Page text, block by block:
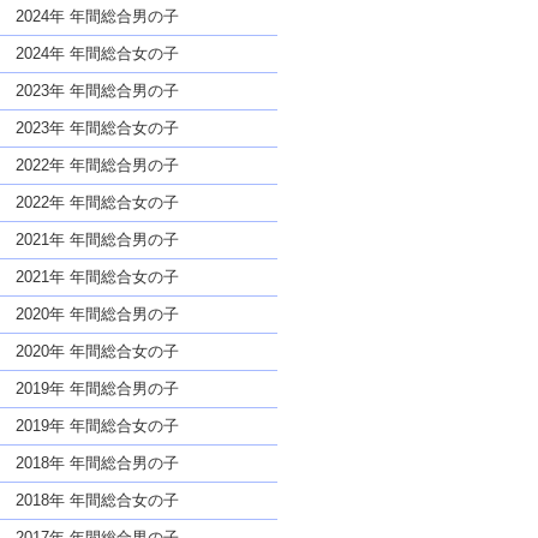
名前であっても奇抜すぎない
2024年 年間総合男の子
2024年 年間総合女の子
2023年 年間総合男の子
2023年 年間総合女の子
2022年 年間総合男の子
2022年 年間総合女の子
2021年 年間総合男の子
2021年 年間総合女の子
2020年 年間総合男の子
2020年 年間総合女の子
2019年 年間総合男の子
2019年 年間総合女の子
2018年 年間総合男の子
2018年 年間総合女の子